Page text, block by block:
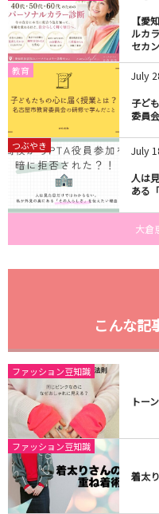
【愛
ルカ
セカ
教育 July
子ど
委員
つぶやき July
人は
ある
大倉
こんな記
ファッション豆知識
トー
ファッション豆知識
着太